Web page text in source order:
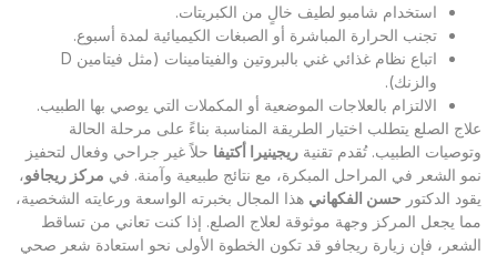
استخدام شامبو لطيف خالٍ من الكبريتات.
تجنب الحرارة المباشرة أو الصبغات الكيميائية لمدة أسبوع.
اتباع نظام غذائي غني بالبروتين والفيتامينات (مثل فيتامين D
والزنك).
الالتزام بالعلاجات الموضعية أو المكملات التي يوصي بها الطبيب.
علاج الصلع يتطلب اختيار الطريقة المناسبة بناءً على مرحلة الحالة
وتوصيات الطبيب. تُقدم تقنية ريجينيرا أكتيفا حلاً غير جراحي وفعال لتحفيز
نمو الشعر في المراحل المبكرة، مع نتائج طبيعية وآمنة. في مركز ريجافو،
يقود الدكتور حسن الفكهاني هذا المجال بخبرته الواسعة ورعايته الشخصية،
مما يجعل المركز وجهة موثوقة لعلاج الصلع. إذا كنت تعاني من تساقط
الشعر، فإن زيارة ريجافو قد تكون الخطوة الأولى نحو استعادة شعر صحي